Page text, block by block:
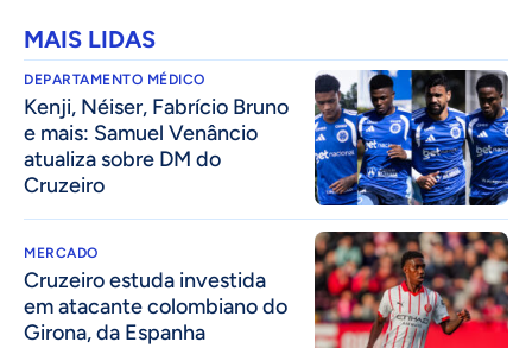
MAIS LIDAS
DEPARTAMENTO MÉDICO
Kenji, Néiser, Fabrício Bruno
e mais: Samuel Venâncio
atualiza sobre DM do
Cruzeiro
MERCADO
Cruzeiro estuda investida
em atacante colombiano do
Girona, da Espanha